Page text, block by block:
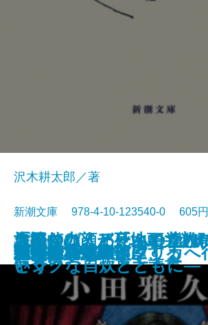
ドリトル先生アフリカへ
魔都シカモア
聖女の、遺産
重力アルケミック
最後の魔法
水─本の小説─
「読む力」と「地頭力」
に身につく 東大読書
ブルー ハワイ
可哀想な蠅
旅のつばくろ、ふたたび
つ季節─
沢木耕太郎／著
新潮文庫 978-4-10-123540-0 605
文庫電子書籍あり
禍
原田マハ、アートの達人
いく
遠い声、遠い部屋
連続殺人鬼の妻
夜が少女を探偵にする
文豪の花嫁
名探偵の顔が良い2―謎
ャンクな自炊とともに―
戦慄
大好きな人、死んでくれ
とう
キツネ狩り